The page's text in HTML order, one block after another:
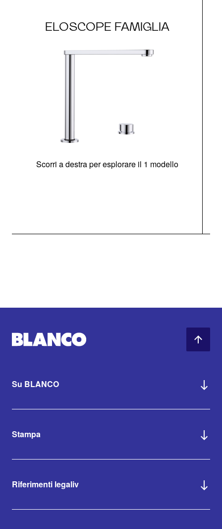
ELOSCOPE FAMIGLIA
Scorri a destra per esplorare il 1 modello
Su BLANCO
Stampa
Riferimenti legaliv